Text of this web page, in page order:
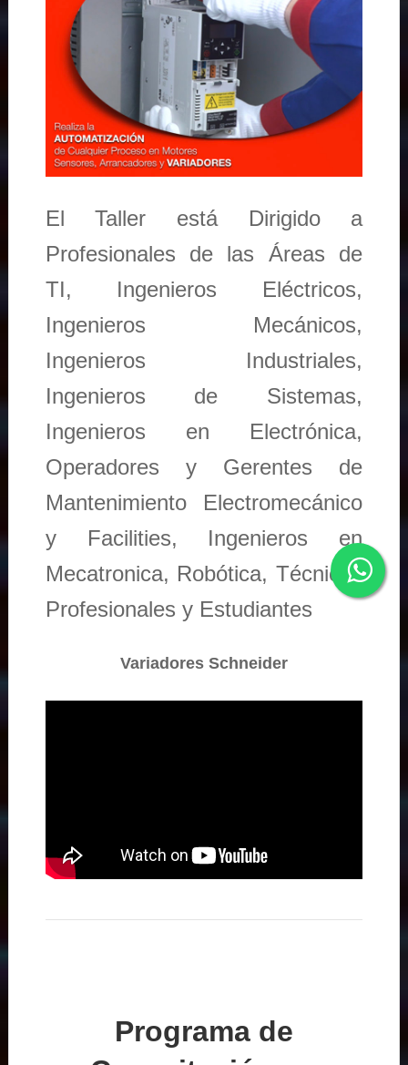
El Taller está Dirigido a
Profesionales de las Áreas de
TI, Ingenieros Eléctricos,
Ingenieros Mecánicos,
Ingenieros Industriales,
Ingenieros de Sistemas,
Ingenieros en Electrónica,
Operadores y Gerentes de
Mantenimiento Electromecánico
y Facilities, Ingenieros en
Mecatronica, Robótica, Técnicos
Profesionales y Estudiantes
Variadores Schneider
Programa de